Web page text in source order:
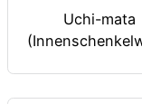
Uchi-mata